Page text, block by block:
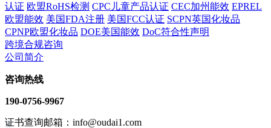
认证 欧盟RoHS检测 CPC儿童产品认证 CEC加州能效 EPREL
欧盟能效 美国FDA注册 美国FCC认证 SCPN英国化妆品
CPNP欧盟化妆品 DOE美国能效 DoC符合性声明
跨境合规咨询
公司简介
咨询热线
190-0756-9967
证书查询邮箱：info@oudai1.com